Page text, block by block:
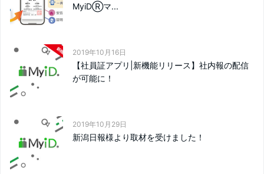
MyiDⓇマ...
2019年10月16日
【社員証アプリ|新機能リリース】社内報の配信
が可能に！
2019年10月29日
新潟日報様より取材を受けました！